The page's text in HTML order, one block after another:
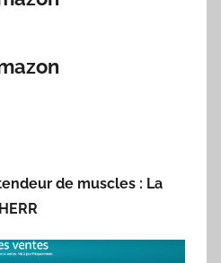
de muscles : La